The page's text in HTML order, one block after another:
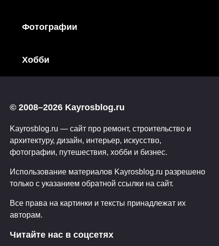
Фотографии
Хобби
© 2008–2026 Kayrosblog.ru
Kayrosblog.ru — сайт про ремонт, строительство и
архитектуру, дизайн, интерьер, искусство,
фотографии, путешествия, хобби и бизнес.
Использование материалов Kayrosblog.ru разрешено
только с указанием обратной ссылки на сайт.
Все права на картинки и тексты принадлежат их
авторам.
Читайте нас в соцсетях